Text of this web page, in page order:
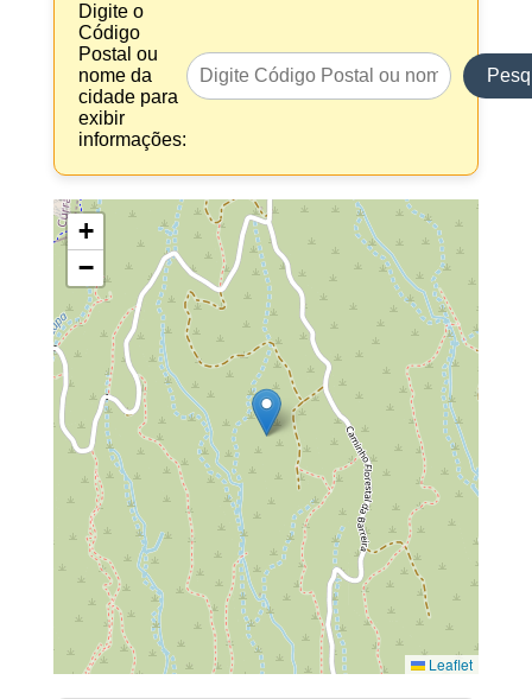
Digite o
Código
Postal ou
nome da
cidade para
exibir
informações:
+
−
Leaflet